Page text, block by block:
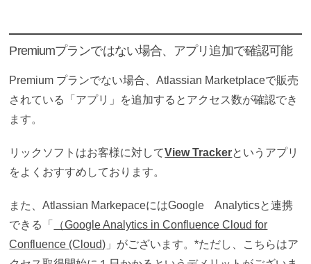
Premiumプランではない場合、アプリ追加で確認可能
Premium プランでない場合、Atlassian Marketplaceで販売
されている「アプリ」を追加するとアクセス数が確認でき
ます。
リックソフトはお客様に対してView Trackerというアプリ
をよくおすすめしております。
また、Atlassian MarkepaceにはGoogle Analyticsと連携
できる「
（Google Analytics in Confluence Cloud for
Confluence (Cloud) 」がございます。*ただし、こちらはア